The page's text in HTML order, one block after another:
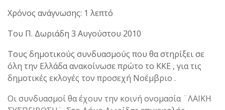
Χρόνος ανάγνωσης: 1 λεπτό
Του Π. Δωριάδη 3 Αυγούστου 2010
Τους δημοτικούς συνδυασμούς που θα στηρίξει σε
όλη την Ελλάδα ανακοίνωσε πρώτο το ΚΚΕ , για τις
δημοτικές εκλογές τον προσεχή Νοέμβριο .
Οι συνδυασμοί θα έχουν την κοινή ονομασία ¨ΛΑΙΚΗ